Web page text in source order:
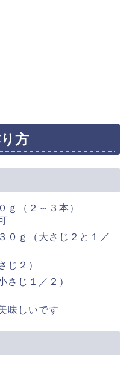
方
（２～３本）
ｇ（大さじ２と１／
２）
じ１／２）
味しいです